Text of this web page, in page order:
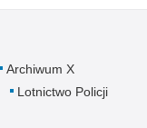
Archiwum X
Lotnictwo Policji